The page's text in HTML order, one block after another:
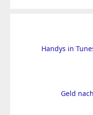
Handys in
Geld